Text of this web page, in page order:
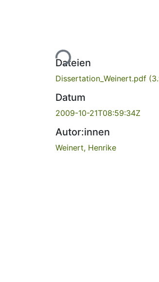
Lade...
Dateien
Dissertation_Weinert.pdf
Datum
2009-10-21T08:59:34Z
Autor:innen
Weinert, Henrike